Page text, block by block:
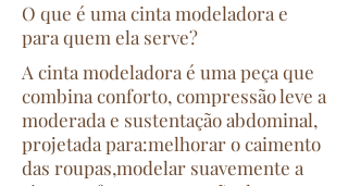
O que é uma cinta modeladora e
para quem ela serve?
A cinta modeladora é uma peça que
combina conforto, compressão leve a
moderada e sustentação abdominal,
projetada para:melhorar o caimento
das roupas,modelar suavemente a